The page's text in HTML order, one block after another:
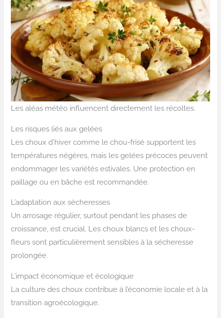
Les aléas météo influencent directement les récoltes.
Les risques liés aux gelées
Les choux d’hiver comme le chou-frisé supportent les
températures négères, mais les gelées précoces peuvent
endommager les variétés estivales. Une protection en
paillage ou en bâche est recommandée.
L’adaptation aux sécheresses
Un arrosage régulier, surtout pendant les phases de
croissance, est crucial. Les choux blancs et les choux-
fleurs sont particulièrement sensibles à la sécheresse
prolongée.
L’impact économique et écologique
La culture des choux contribue à l’économie locale et à la
transition agroécologique.